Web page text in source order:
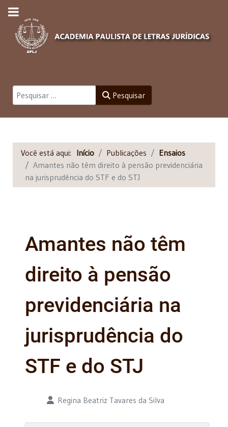
Pesquisar Pesquisar
Você está aqui: Início Publicações
Ensaios
Amantes não têm direito à pensão previdenciária
na jurisprudência do STF e do STJ
Amantes não têm
direito à pensão
previdenciária na
jurisprudência do
STF e do STJ
Detalhes Regina Beatriz Tavares da Silva